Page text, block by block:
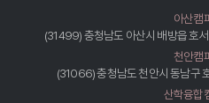
아산캠
(31499) 충청남도 아산시 배방읍 호
천안캠
(31066) 충청남도 천안시 동남구
산학융합